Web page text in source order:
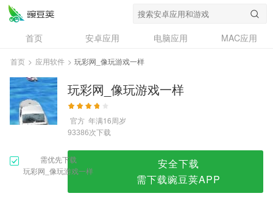
玩彩网_像玩游戏一样
首页 安卓应用 电脑应用
MAC应用
资讯
专题
问答
首页 > 应用软件 > 玩彩网_像玩游戏一样
玩彩网_像玩游戏一样
官方 年满16周岁
93386次下载
需优先下载
玩彩网_像玩游戏一样
安全下载
需下载豌豆荚APP